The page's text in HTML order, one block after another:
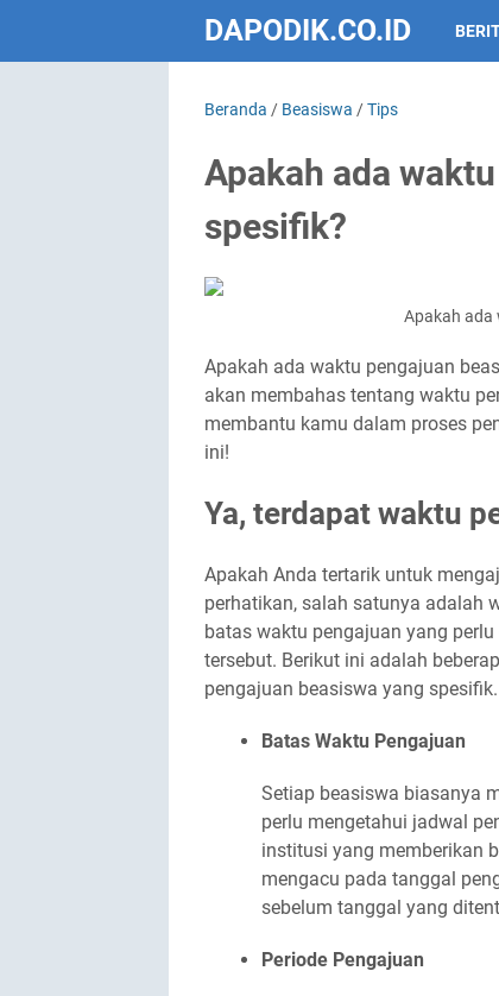
DAPODIK.CO.ID
Beranda / Beasiswa /Tips
Apakah ada
spesifik?
Apakah ada
Apakah ada waktu pengajuan
akan membahas tentang waktu
membantu kamu dalam proses
ini!
Ya, terdapat waktu
Apakah Anda tertarik untuk
perhatikan, salah satunya adalah
batas waktu pengajuan yang
tersebut. Berikut ini adalah
pengajuan beasiswa yang spesifik.
Batas Waktu Pengajuan
Setiap beasiswa biasanya
perlu mengetahui jadwal
institusi yang memberikan
mengacu pada tanggal
sebelum tanggal yang
Periode Pengajuan